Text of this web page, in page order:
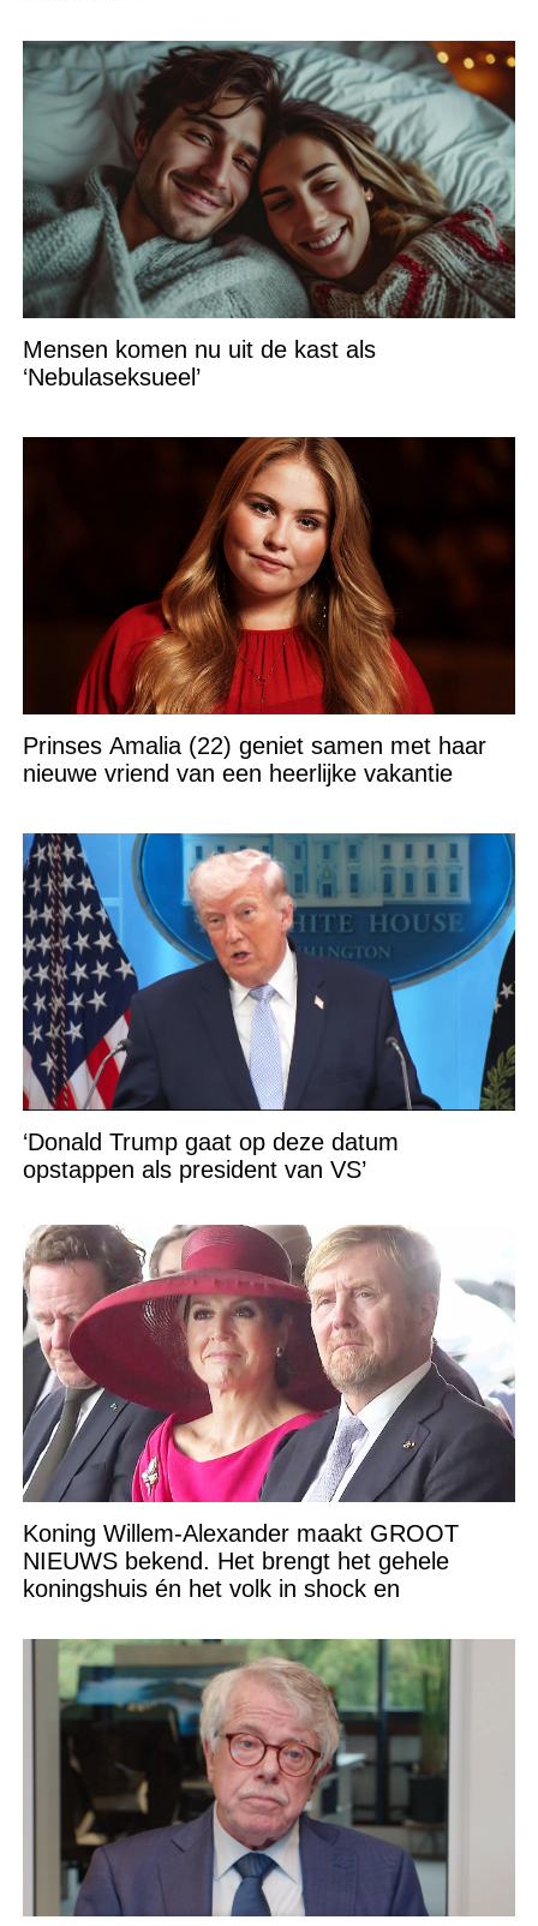
Mensen komen nu uit de kast als
‘Nebulaseksueel’
Prinses Amalia (22) geniet samen met haar
nieuwe vriend van een heerlijke vakantie
‘Donald Trump gaat op deze datum
opstappen als president van VS’
Koning Willem-Alexander maakt GROOT
NIEUWS bekend. Het brengt het gehele
koningshuis én het volk in shock en